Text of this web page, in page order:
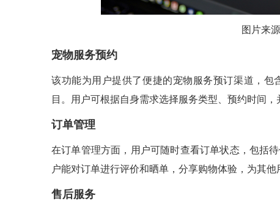
图片来源
宠物服务预约
该功能为用户提供了便捷的宠物服务预订渠道，
目。用户可根据自身需求选择服务类型、预约时间，
订单管理
在订单管理方面，用户可随时查看订单状态，包括
户能对订单进行评价和晒单，分享购物体验，为其他
售后服务